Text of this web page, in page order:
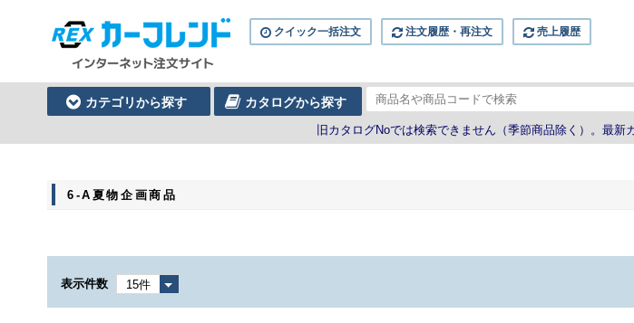
クイック一括注文 注文履歴・再注文 売上履歴
カテゴリから探す カタログから探す
旧カタログNoでは検索できません（季節商品除く）。最新
6-A夏物企画商品
表示件数